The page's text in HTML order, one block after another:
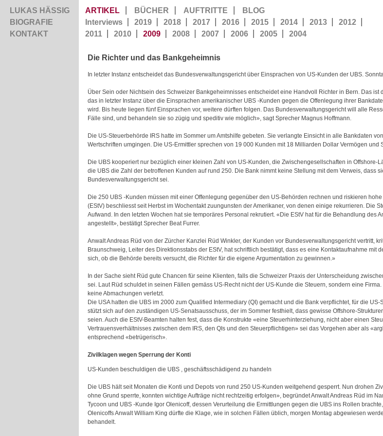
LUKAS HÄSSIG
BIOGRAFIE
KONTAKT
ARTIKEL BÜCHER AUFTRITTE
BLOG
Interviews
2019 2018 2017 2016 2015 2014 2013
2012
2011
2010 2009 2008 2007 2006 2005 2004
Die Richter und das Bankgeheimnis
In letzter Instanz entscheidet das Bundesverwaltungsgericht über Einsprachen von US-Kunden der UBS.
Über Sein oder Nichtsein des Schweizer Bankgeheimnisses entscheidet eine Handvoll Richter in Bern. Das
das in letzter Instanz über die Einsprachen amerikanischer UBS -Kunden gegen die Offenlegung ihrer
wird. Bis heute liegen fünf Einsprachen vor, weitere dürften folgen. Das Bundesverwaltungsgericht will alle
Fälle sind, und behandeln sie so zügig und speditiv wie möglich», sagt Sprecher Magnus Hoffmann.
Die US-Steuerbehörde IRS hatte im Sommer um Amtshilfe gebeten. Sie verlangte Einsicht in alle Bankdaten
Wertschriften umgingen. Die US-Ermittler sprechen von 19 000 Kunden mit 18 Milliarden Dollar Vermögen und
Die UBS kooperiert nur bezüglich einer kleinen Zahl von US-Kunden, die Zwischengesellschaften in Offshore-
die UBS die Zahl der betroffenen Kunden auf rund 250. Die Bank nimmt keine Stellung mit dem Verweis, dass
Bundesverwaltungsgericht sei.
Die 250 UBS -Kunden müssen mit einer Offenlegung gegenüber den US-Behörden rechnen und riskieren
(EStV) beschliesst seit Herbst im Wochentakt zuungunsten der Amerikaner, von denen einige rekurrieren. Die
Aufwand. In den letzten Wochen hat sie temporäres Personal rekrutiert. «Die EStV hat für die Behandlung des
angestellt», bestätigt Sprecher Beat Furrer.
Anwalt Andreas Rüd von der Zürcher Kanzlei Rüd Winkler, der Kunden vor Bundesverwaltungsgericht vertritt,
Braunschweig, Leiter des Direktionsstabs der EStV, hat schriftlich bestätigt, dass es eine Kontaktaufnahme mit
sich, ob die Behörde bereits versucht, die Richter für die eigene Argumentation zu gewinnen.»
In der Sache sieht Rüd gute Chancen für seine Klienten, falls die Schweizer Praxis der Unterscheidung
sei. Laut Rüd schuldet in seinen Fällen gemäss US-Recht nicht der US-Kunde die Steuern, sondern eine
keine Abmachungen verletzt.
Die USA hatten die UBS im 2000 zum Qualified Intermediary (QI) gemacht und die Bank verpflichtet, für die
stützt sich auf den zuständigen US-Senatsausschuss, der im Sommer festhielt, dass gewisse Offshore-
seien. Auch die EStV-Beamten halten fest, dass die Konstrukte «eine Steuerhinterziehung, nicht aber einen
Vertrauensverhältnisses zwischen dem IRS, den QIs und den Steuerpflichtigen» sei das Vorgehen aber als
entsprechend «betrügerisch».
Zivilklagen wegen Sperrung der Konti
US-Kunden beschuldigen die UBS , geschäftsschädigend zu handeln
Die UBS hält seit Monaten die Konti und Depots von rund 250 US-Kunden weitgehend gesperrt. Nun drohen
ohne Grund sperrte, konnten wichtige Aufträge nicht rechtzeitig erfolgen», begründet Anwalt Andreas Rüd im
Tycoon und UBS -Kunde Igor Olenicoff, dessen Verurteilung die Ermittlungen gegen die UBS ins Rollen
Olenicoffs Anwalt William King dürfte die Klage, wie in solchen Fällen üblich, morgen Montag abgewiesen
behandelt.